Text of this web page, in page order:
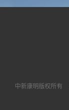
中新康明版权所有